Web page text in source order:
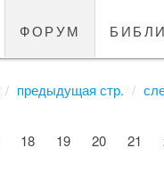
форум
предыдущая стр.
18 19 20 21